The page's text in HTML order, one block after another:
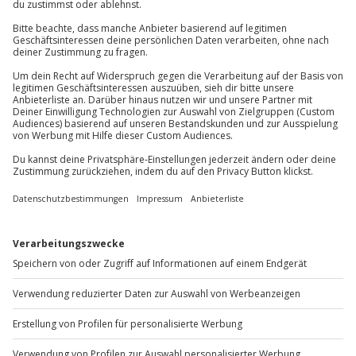
Wetter
Wetterunabhängig
Teilnehmer
1 Person
Jochen SchweizerGmbH
Mühldorfstraße 8
81671 München
Du erreichst uns telefonisch zu folgenden Zeiten,
außer an bundesweiten Feiertagen:
Du möchtest als Firma bestellen?
+49 89 / 60 60 89 700
Mo-Fr: 9-17 Uhr
b2b@jochen-schweizer.de